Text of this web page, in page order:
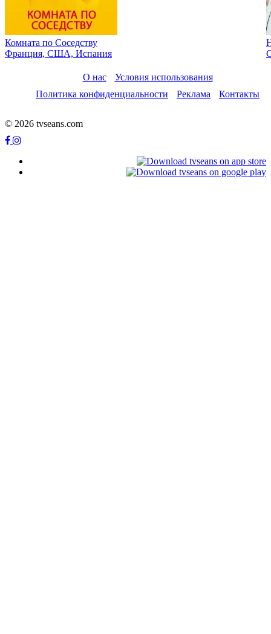
Комната по Cоседству
Франция, США, Испания
О нас
Условия использования
Политика конфиденциальности
Реклама Контакты
© 2026 tvseans.com